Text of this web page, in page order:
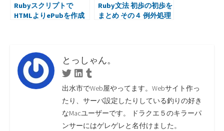
Rubyスクリプトで
HTMLよりePubを作成
Ruby文法 初歩の初歩を
まとめ その４ 例外処理
とっしゃん。
TwitterLinkedin
出水市でWeb屋やってます。Webサイト作っ
たり、サーバ設定したりしている釣りの好き
なMacユーザーです。 ドラクエ５のキラーパ
ンサーにはゲレゲレと名付けました。